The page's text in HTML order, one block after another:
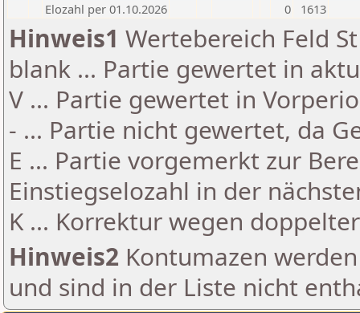
Elozahl per 01.10.2026
0 1613
Hinweis1 Wertebereich Feld
blank ... Partie gewertet in
V ... Partie gewertet in
- ... Partie nicht gewertet, da
E ... Partie vorgemerkt zur
Einstiegselozahl in der
K ... Korrektur wegen
Hinweis2 Kontumazen
und sind in der Liste nicht